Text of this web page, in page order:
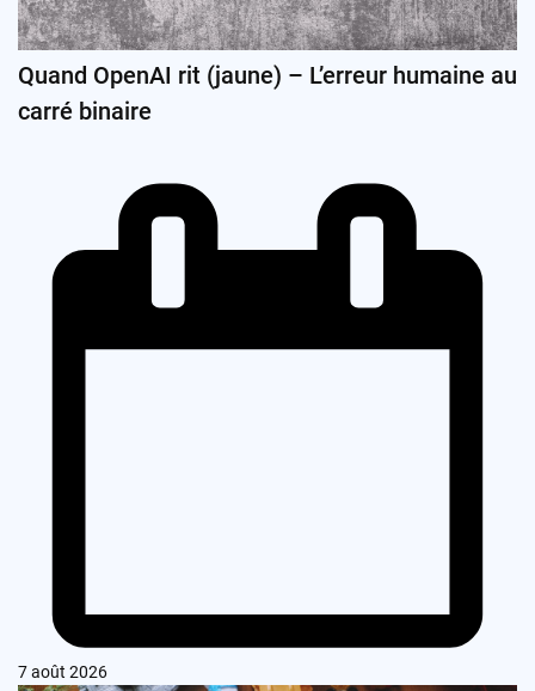
Quand OpenAI rit (jaune) – L’erreur humaine au
carré binaire
7 août 2026